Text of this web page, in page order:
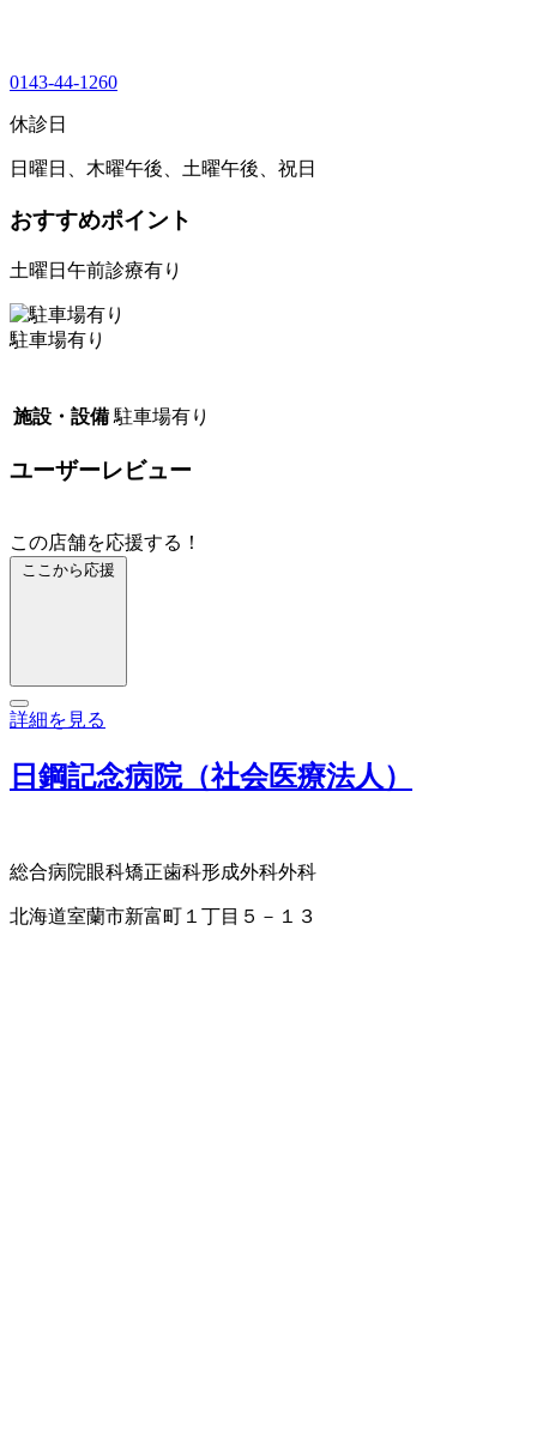
0143-44-1260
休診日
日曜日、木曜午後、土曜午後、祝日
おすすめポイント
土曜日午前診療有り
駐車場有り
施設・設備 駐車場有り
ユーザーレビュー
この店舗を応援する！
ここから応援
詳細を見る
日鋼記念病院（社会医療法人）
総合病院眼科矯正歯科形成外科外科
北海道室蘭市新富町１丁目５－１３